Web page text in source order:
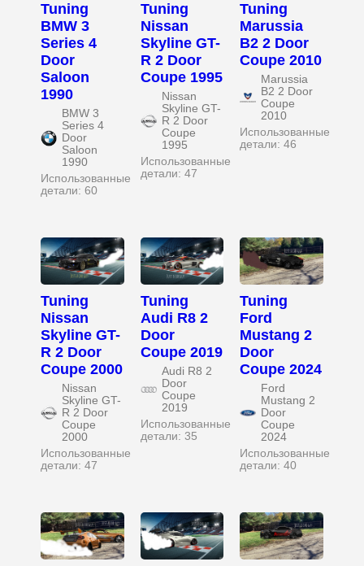
Tuning
BMW 3
Series 4
Door
Saloon
1990
BMW 3
Series 4
Door
Saloon
1990
Использованные
детали: 60
Tuning
Nissan
Skyline GT-
R 2 Door
Coupe 1995
Nissan
Skyline GT-
R 2 Door
Coupe
1995
Использованные
детали: 47
Tuning
Marussia
B2 2 Door
Coupe 2010
Marussia
B2 2 Door
Coupe
2010
Использованные
детали: 46
Tuning
Nissan
Skyline GT-
R 2 Door
Coupe 2000
Nissan
Skyline GT-
R 2 Door
Coupe
2000
Использованные
детали: 47
Tuning
Audi R8 2
Door
Coupe 2019
Audi R8 2
Door
Coupe
2019
Использованные
детали: 35
Tuning
Ford
Mustang 2
Door
Coupe 2024
Ford
Mustang 2
Door
Coupe
2024
Использованные
детали: 40